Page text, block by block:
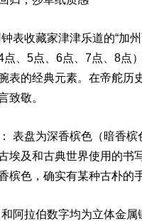
钟表收藏家津津乐道的“
点、5点、6点、7点、8点
表的经典元素。在帝舵历
致敬。
表盘为深香槟色（暗香
及和古典世界使用的书
槟色，确实有某种古朴的
阿拉伯数字均为立体金